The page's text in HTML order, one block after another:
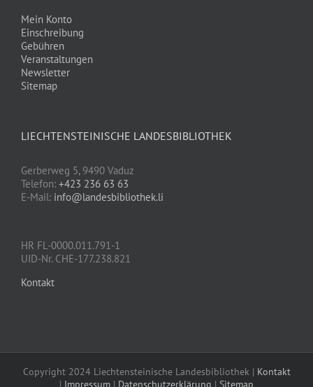
Mein Konto
Einschreibung
Gebühren
Veranstaltungen
Newsletter
Sitemap
LIECHTENSTEINISCHE LANDESBIBLIOTHEK
Gerberweg 5, 9490 Vaduz
Telefon: +423 236 63 63
E-Mail: info@landesbibliothek.li
HR FL-0000.011.791-1
UID-Nr. CHE-177.238.821
Kontakt
Copyright 2024 Liechtensteinische Landesbibliothek | Kontakt
| Impressum | Datenschutzerklärung | Sitemap